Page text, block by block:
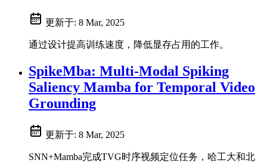
更新于: 8 Mar, 2025
通过设计提高训练速度，降低显存占用的工作。
SpikeMba: Multi-Modal Spiking
Saliency Mamba for Temporal Video
Grounding
更新于: 8 Mar, 2025
SNN+Mamba完成TVG时序视频定位任务，哈工大和北